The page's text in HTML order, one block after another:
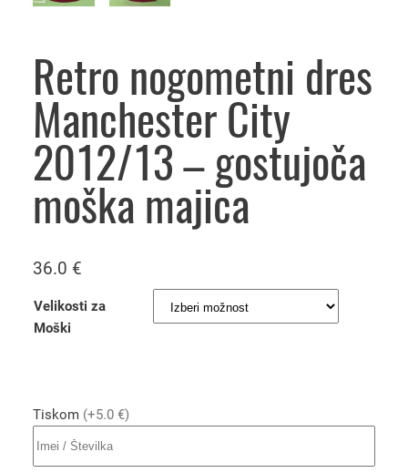
Retro nogometni dres
Manchester City
2012/13 – gostujoča
moška majica
36.0 €
Velikosti za
Moški
Tiskom (+5.0 €)